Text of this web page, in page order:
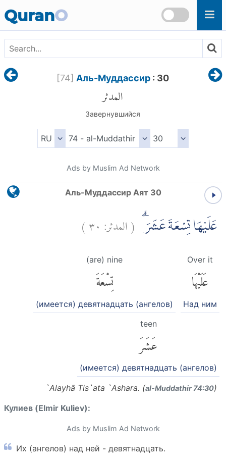
QuranO
[74] Аль-Муддассир : 30
المدثر
Завернувшийся
Ads by Muslim Ad Network
Аль-Муддассир Аят 30
عَلَيْهَا تِسْعَةَ عَشَرَۗ (المدثر: ٣٠)
Over it
عَلَيْهَا
Над ним
(are) nine
تِسْعَةَ
(имеется) девятнадцать (ангелов)
teen
عَشَرَ
(имеется) девятнадцать (ангелов)
`Alayhā Tis`ata `Ashara. (al-Muddathir 74:30)
Кулиев (Elmir Kuliev):
Ads by Muslim Ad Network
Их (ангелов) над ней - девятнадцать.